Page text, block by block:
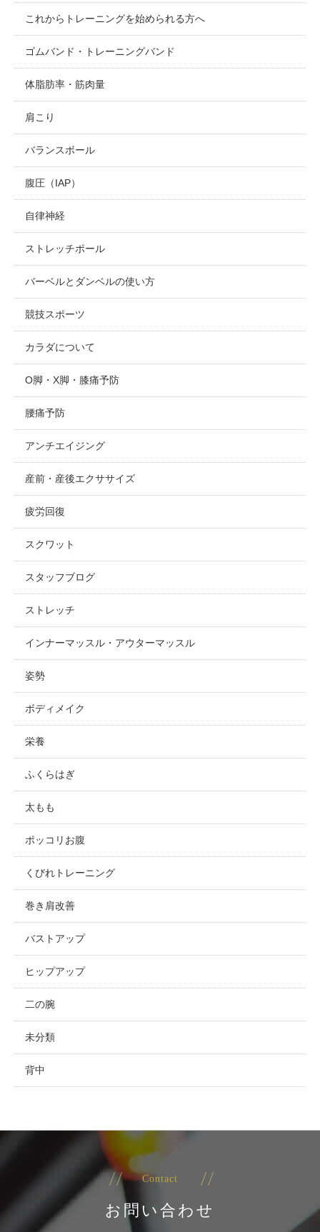
これからトレーニングを始められる方へ
ゴムバンド・トレーニングバンド
体脂肪率・筋肉量
肩こり
バランスボール
腹圧（IAP）
自律神経
ストレッチポール
バーベルとダンベルの使い方
競技スポーツ
カラダについて
O脚・X脚・膝痛予防
腰痛予防
アンチエイジング
産前・産後エクササイズ
疲労回復
スクワット
スタッフブログ
ストレッチ
インナーマッスル・アウターマッスル
姿勢
ボディメイク
栄養
ふくらはぎ
太もも
ポッコリお腹
くびれトレーニング
巻き肩改善
バストアップ
ヒップアップ
二の腕
未分類
背中
Contact
お問い合わせ